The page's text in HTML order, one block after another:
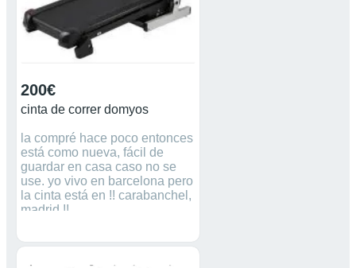
200€
cinta de correr domyos
la compré hace poco entonces
está como nueva, fácil de
guardar en casa caso no se
use. yo vivo en barcelona pero
la cinta está en !! carabanchel,
madrid !!